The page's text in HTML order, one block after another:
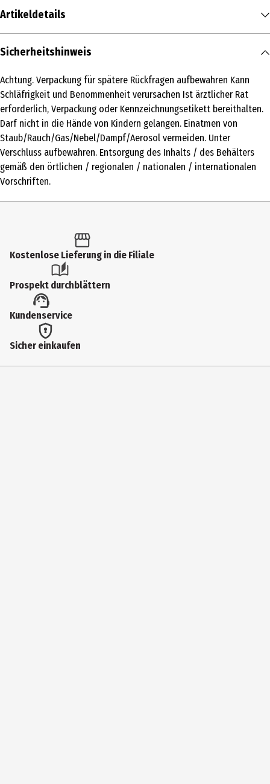
Artikeldetails
Inhalt
Produkttyp
U-Boote
Altersempfehlung ab
14 Jahre
Artikelnummer des Herstellers
Carrera Revell Europe GmbH
Herstelleradresse
Henschelstr. 20-30 32257 Bünde
Kontaktmöglichkeit
https://carrera-toys.com/
Sicherheitshinweis
Achtung. Verpackung für spätere Rückfragen aufbewahren Kann
Schläfrigkeit und Benommenheit verursachen Ist ärztlicher Rat
erforderlich, Verpackung oder Kennzeichnungsetikett bereithalten.
Darf nicht in die Hände von Kindern gelangen. Einatmen von
Staub/Rauch/Gas/Nebel/Dampf/Aerosol vermeiden. Unter
Verschluss aufbewahren. Entsorgung des Inhalts / des Behälters
gemäß den örtlichen / regionalen / nationalen / internationalen
Vorschriften.
Kostenlose Lieferung in die Filiale
Prospekt durchblättern
Kundenservice
Sicher einkaufen